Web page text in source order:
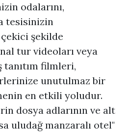
odalarını,
tesisinizin
çekici şekilde
tur videoları veya
filmleri,
unutulmaz bir
en etkili yoludur.
dosya adlarının ve alt
uludağ manzaralı otel"